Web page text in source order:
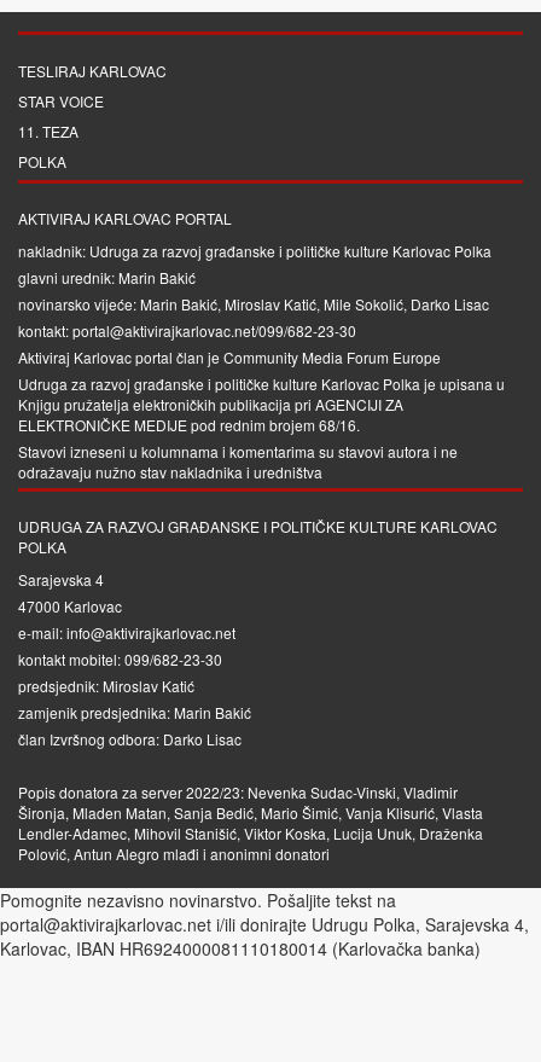
TESLIRAJ KARLOVAC
STAR VOICE
11. TEZA
POLKA
AKTIVIRAJ KARLOVAC PORTAL
nakladnik: Udruga za razvoj građanske i političke kulture Karlovac Polka
glavni urednik: Marin Bakić
novinarsko vijeće: Marin Bakić, Miroslav Katić, Mile Sokolić, Darko Lisac
kontakt: portal@aktivirajkarlovac.net/099/682-23-30
Aktiviraj Karlovac portal član je Community Media Forum Europe
Udruga za razvoj građanske i političke kulture Karlovac Polka je upisana u
Knjigu pružatelja elektroničkih publikacija pri AGENCIJI ZA
ELEKTRONIČKE MEDIJEpod rednim brojem 68/16.
Stavovi izneseni u kolumnama i komentarima su stavovi autora i ne
odražavaju nužno stav nakladnika i uredništva
UDRUGA ZA RAZVOJ GRAĐANSKE I POLITIČKE KULTURE KARLOVAC
POLKA
Sarajevska 4
47000 Karlovac
e-mail: info@aktivirajkarlovac.net
kontakt mobitel: 099/682-23-30
predsjednik: Miroslav Katić
zamjenik predsjednika: Marin Bakić
član Izvršnog odbora: Darko Lisac
Popis donatora za server 2022/23: Nevenka Sudac-Vinski, Vladimir
Šironja, Mladen Matan, Sanja Bedić, Mario Šimić, Vanja Klisurić, Vlasta
Lendler-Adamec, Mihovil Stanišić, Viktor Koska, Lucija Unuk, Draženka
Polović, Antun Alegro mlađi i anonimni donatori
Pomognite nezavisno novinarstvo. Pošaljite tekst na
portal@aktivirajkarlovac.net i/ili donirajte Udrugu Polka, Sarajevska 4,
Karlovac, IBAN HR6924000081110180014 (Karlovačka banka)